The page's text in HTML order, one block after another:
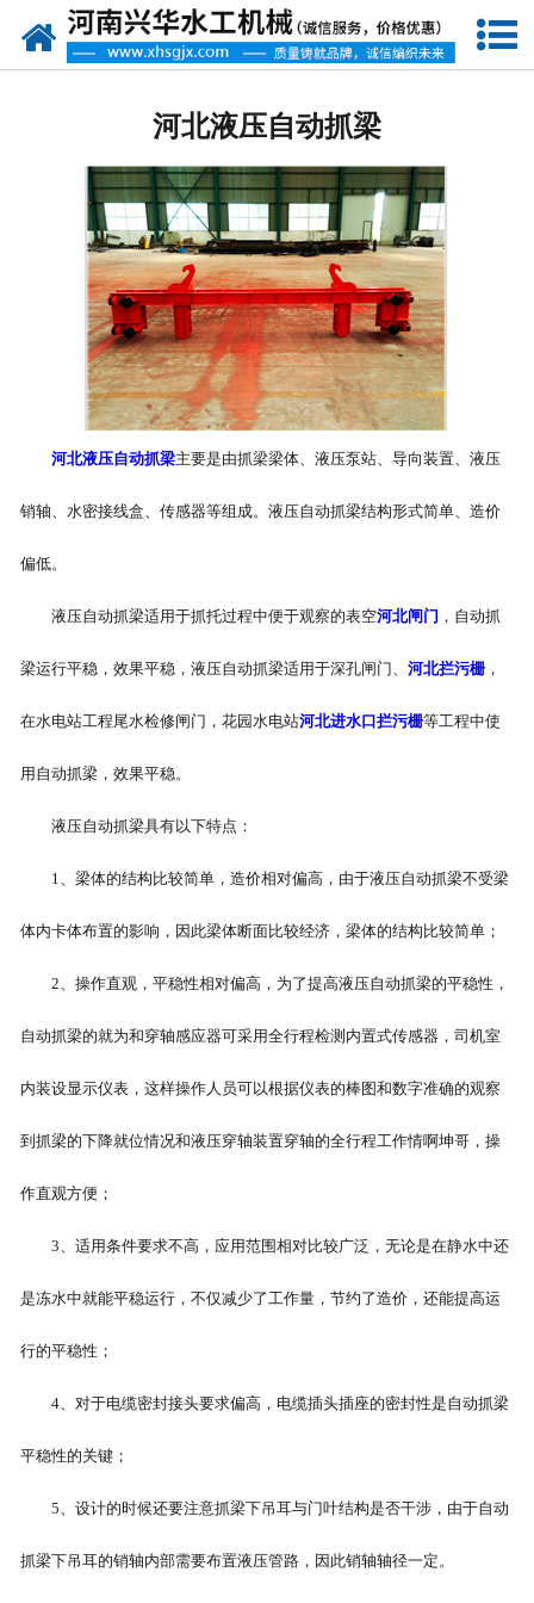
网站首页
河北水工葫芦
- 河北启闭机
- 河北卷扬机
- 河北清污机
- 河北拦污栅
- 河北液压抓梁
- 河北单双梁门式起重机
- 河北通用门式起重机
- 河北水工配件
河北液压自动抓梁
河北液压自动抓梁主要是由抓梁梁体、液压泵站、导向装置、液压
销轴、水密接线盒、传感器等组成。液压自动抓梁结构形式简单、造价
偏低。
液压自动抓梁适用于抓托过程中便于观察的表空河北闸门 ，自动抓
梁运行平稳，效果平稳，液压自动抓梁适用于深孔闸门、 河北拦污栅，
在水电站工程尾水检修闸门，花园水电站河北进水口拦污栅等工程中使
用自动抓梁，效果平稳。
液压自动抓梁具有以下特点：
1、梁体的结构比较简单，造价相对偏高，由于液压自动抓梁不受梁
体内卡体布置的影响，因此梁体断面比较经济，梁体的结构比较简单；
2、操作直观，平稳性相对偏高，为了提高液压自动抓梁的平稳性，
自动抓梁的就为和穿轴感应器可采用全行程检测内置式传感器，司机室
内装设显示仪表，这样操作人员可以根据仪表的棒图和数字准确的观察
到抓梁的下降就位情况和液压穿轴装置穿轴的全行程工作情啊坤哥，操
作直观方便；
3、适用条件要求不高，应用范围相对比较广泛，无论是在静水中还
是冻水中就能平稳运行，不仅减少了工作量，节约了造价，还能提高运
行的平稳性；
4、对于电缆密封接头要求偏高，电缆插头插座的密封性是自动抓梁
平稳性的关键；
5、设计的时候还要注意抓梁下吊耳与门叶结构是否干涉，由于自动
抓梁下吊耳的销轴内部需要布置液压管路，因此销轴轴径一定。